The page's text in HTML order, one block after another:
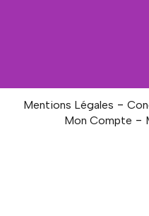
Mentions Légales
Mon Compte